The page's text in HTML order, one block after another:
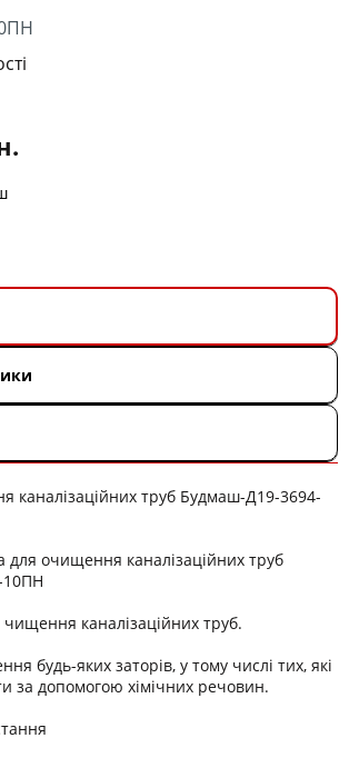
каналізаційних труб Будмаш-Д19-3694-
для очищення каналізаційних труб
10ПН
каналізаційних труб.
будь-яких заторів, у тому числі тих, які
за допомогою хімічних речовин.